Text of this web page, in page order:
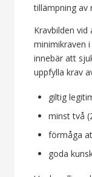
tillämpning av
Kravbilden
minimikraven
innebär att
uppfylla krav
giltig
minst två
förmåga
goda